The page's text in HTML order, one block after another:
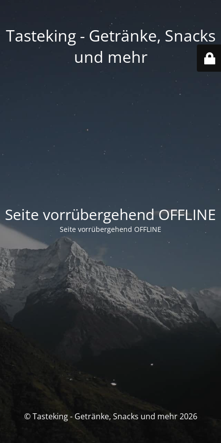
Tasteking - Getränke, Snacks
und mehr
Seite vorrübergehend OFFLINE
Seite vorrübergehend OFFLINE
© Tasteking - Getränke, Snacks und mehr 2026